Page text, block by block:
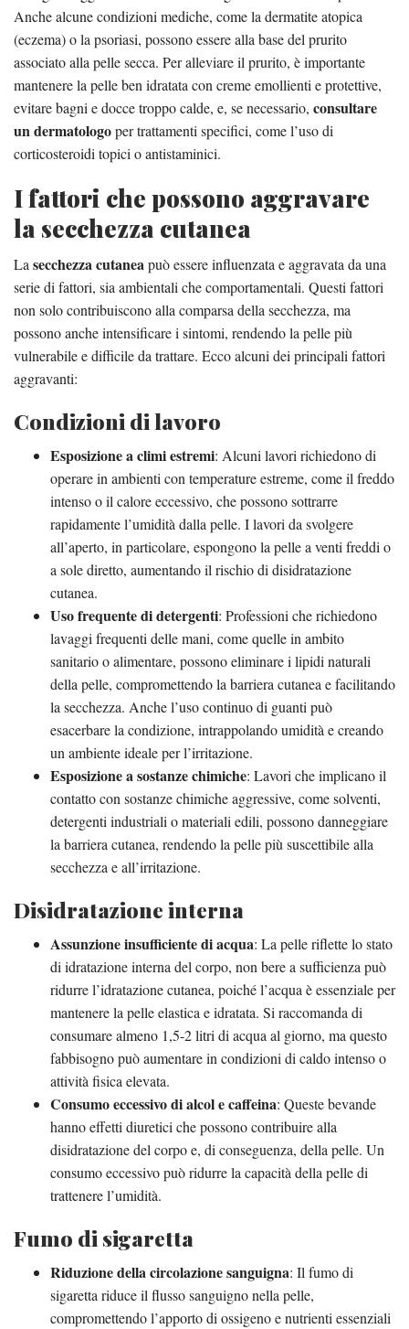
Anche alcune condizioni mediche, come la dermatite atopica
(eczema) o la psoriasi, possono essere alla base del prurito
associato alla pelle secca. Per alleviare il prurito, è importante
mantenere la pelle ben idratata con creme emollienti e protettive,
evitare bagni e docce troppo calde, e, se necessario, consultare
un dermatologoper trattamenti specifici, come l’uso di
corticosteroidi topici o antistaminici.
I fattori che possono aggravare
la secchezza cutanea
La secchezza cutaneapuò essere influenzata e aggravata da una
serie di fattori, sia ambientali che comportamentali. Questi fattori
non solo contribuiscono alla comparsa della secchezza, ma
possono anche intensificare i sintomi, rendendo la pelle più
vulnerabile e difficile da trattare. Ecco alcuni dei principali fattori
aggravanti:
Condizioni di lavoro
Esposizione a climi estremi: Alcuni lavori richiedono di
operare in ambienti con temperature estreme, come il freddo
intenso o il calore eccessivo, che possono sottrarre
rapidamente l’umidità dalla pelle. I lavori da svolgere
all’aperto, in particolare, espongono la pelle a venti freddi o
a sole diretto, aumentando il rischio di disidratazione
cutanea.
Uso frequente di detergenti: Professioni che richiedono
lavaggi frequenti delle mani, come quelle in ambito
sanitario o alimentare, possono eliminare i lipidi naturali
della pelle, compromettendo la barriera cutanea e facilitando
la secchezza. Anche l’uso continuo di guanti può
esacerbare la condizione, intrappolando umidità e creando
un ambiente ideale per l’irritazione.
Esposizione a sostanze chimiche: Lavori che implicano il
contatto con sostanze chimiche aggressive, come solventi,
detergenti industriali o materiali edili, possono danneggiare
la barriera cutanea, rendendo la pelle più suscettibile alla
secchezza e all’irritazione.
Disidratazione interna
Assunzione insufficiente di acqua: La pelle riflette lo stato
di idratazione interna del corpo, non bere a sufficienza può
ridurre l’idratazione cutanea, poiché l’acqua è essenziale per
mantenere la pelle elastica e idratata. Si raccomanda di
consumare almeno 1,5-2 litri di acqua al giorno, ma questo
fabbisogno può aumentare in condizioni di caldo intenso o
attività fisica elevata.
Consumo eccessivo di alcol e caffeina: Queste bevande
hanno effetti diuretici che possono contribuire alla
disidratazione del corpo e, di conseguenza, della pelle. Un
consumo eccessivo può ridurre la capacità della pelle di
trattenere l’umidità.
Fumo di sigaretta
Riduzione della circolazione sanguigna: Il fumo di
sigaretta riduce il flusso sanguigno nella pelle,
compromettendo l’apporto di ossigeno e nutrienti essenziali